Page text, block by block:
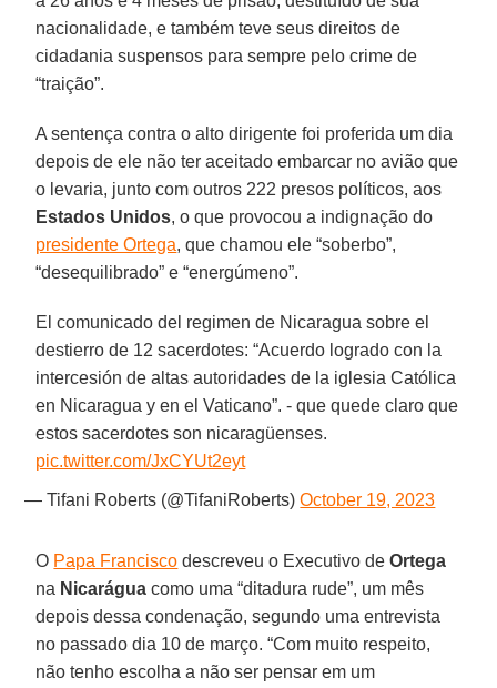
nacionalidade, e também teve seus direitos de
cidadania suspensos para sempre pelo crime de
“traição”.
A sentença contra o alto dirigente foi proferida um dia
depois de ele não ter aceitado embarcar no avião que
o levaria, junto com outros 222 presos políticos, aos
Estados Unidos, o que provocou a indignação do
presidente Ortega, que chamou ele “soberbo”,
“desequilibrado” e “energúmeno”.
El comunicado del regimen de Nicaragua sobre el
destierro de 12 sacerdotes: “Acuerdo logrado con la
intercesión de altas autoridades de la iglesia Católica
en Nicaragua y en el Vaticano”. - que quede claro que
estos sacerdotes son nicaragüenses.
pic.twitter.com/JxCYUt2eyt
— Tifani Roberts (@TifaniRoberts)October 19, 2023
O Papa Francisco descreveu o Executivo deOrtega
na Nicarágua como uma “ditadura rude”, um mês
depois dessa condenação, segundo uma entrevista
no passado dia 10 de março. “Com muito respeito,
não tenho escolha a não ser pensar em um